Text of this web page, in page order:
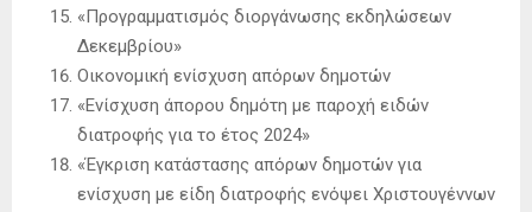
«Προγραμματισμός διοργάνωσης εκδηλώσεων
Δεκεμβρίου»
Οικονομική ενίσχυση απόρων δημοτών
«Ενίσχυση άπορου δημότη με παροχή ειδών
διατροφής για το έτος 2024»
«Έγκριση κατάστασης απόρων δημοτών για
ενίσχυση με είδη διατροφής ενόψει Χριστουγέννων